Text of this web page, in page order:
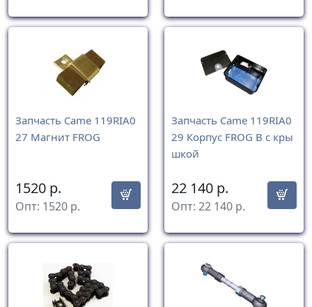
Запчасть Came 119RIA0
27 Магнит FROG
1520 р.
Опт: 1520 р.
Запчасть Came 119RIA0
29 Корпус FROG В с кры
шкой
22 140 р.
Опт: 22 140 р.